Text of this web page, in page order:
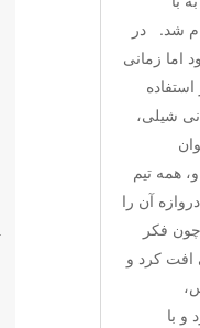
شد. در
اما زمانی
شیلی،
همه تیم
آن را
فکر
جا‌م جها‌نی 1966 انگلیس، کمی افت کرد و
و با